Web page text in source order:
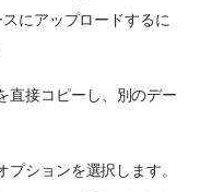
にアップロードするに
直接コピーし、別のデー
プションを選択します。